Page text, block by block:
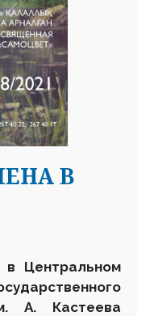
В
Центральном
А. Кастеева